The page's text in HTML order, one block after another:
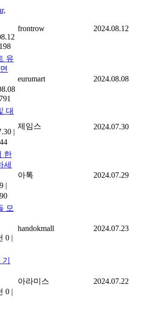
frontrow 2024.08.12
유
eurumart 2024.08.08
대
|
제임스 2024.07.30
한
세
|
아톡 2024.07.29
모
0 |
handokmall 2024.07.23
0 |
아라미스 2024.07.22